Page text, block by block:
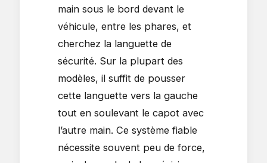
main sous le bord devant le
véhicule, entre les phares, et
cherchez la languette de
sécurité. Sur la plupart des
modèles, il suffit de pousser
cette languette vers la gauche
tout en soulevant le capot avec
l’autre main. Ce système fiable
nécessite souvent peu de force,